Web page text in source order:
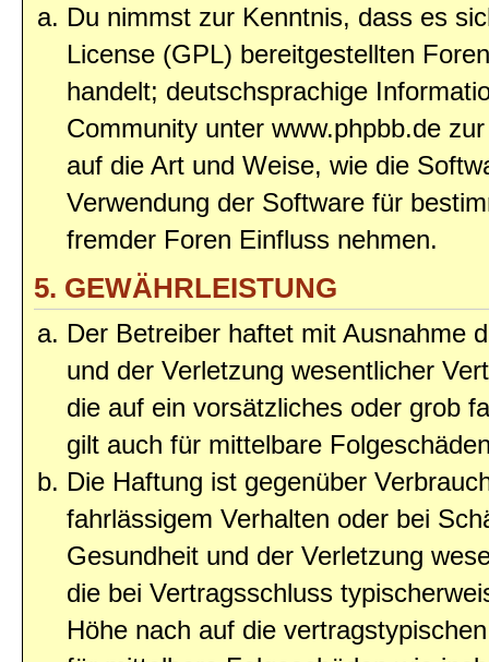
Du nimmst zur Kenntnis, dass es
License (GPL) bereitgestellten
handelt; deutschsprachige
Community unter www.phpbb.de
auf die Art und Weise, wie die
Verwendung der Software für
fremder Foren Einfluss nehmen.
5. GEWÄHRLEISTUNG
Der Betreiber haftet mit Ausnahme
und der Verletzung wesentlicher
die auf ein vorsätzliches oder grob
gilt auch für mittelbare
Die Haftung ist gegenüber
fahrlässigem Verhalten oder bei
Gesundheit und der Verletzung
die bei Vertragsschluss
Höhe nach auf die